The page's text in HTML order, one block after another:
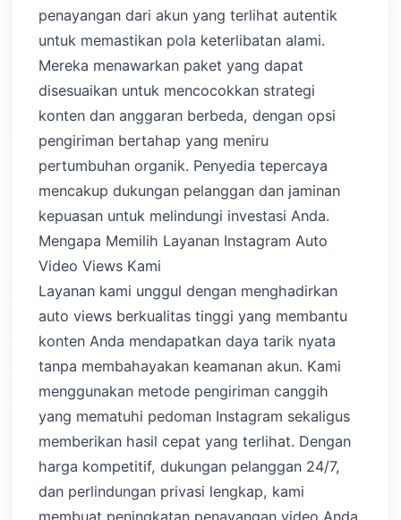
penayangan dari akun yang terlihat autentik
untuk memastikan pola keterlibatan alami.
Mereka menawarkan paket yang dapat
disesuaikan untuk mencocokkan strategi
konten dan anggaran berbeda, dengan opsi
pengiriman bertahap yang meniru
pertumbuhan organik. Penyedia tepercaya
mencakup dukungan pelanggan dan jaminan
kepuasan untuk melindungi investasi Anda.
Mengapa Memilih Layanan Instagram Auto
Video Views Kami
Layanan kami unggul dengan menghadirkan
auto views berkualitas tinggi yang membantu
konten Anda mendapatkan daya tarik nyata
tanpa membahayakan keamanan akun. Kami
menggunakan metode pengiriman canggih
yang mematuhi pedoman Instagram sekaligus
memberikan hasil cepat yang terlihat. Dengan
harga kompetitif, dukungan pelanggan 24/7,
dan perlindungan privasi lengkap, kami
membuat peningkatan penayangan video Anda